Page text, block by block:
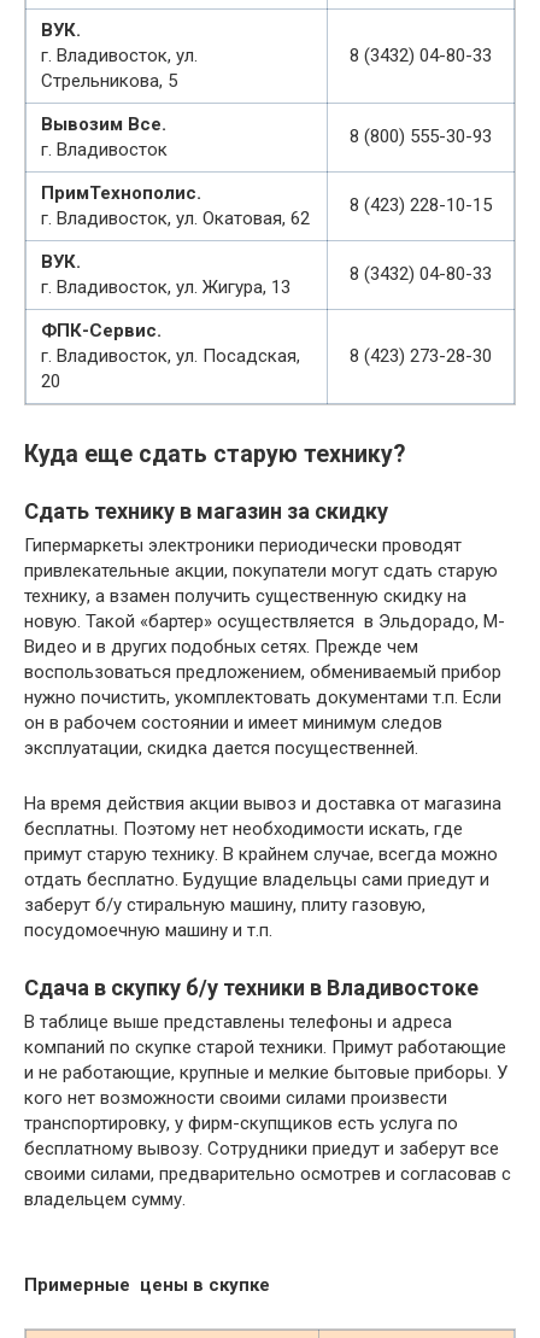
ВУК.
г. Владивосток, ул.
Стрельникова, 5
8 (3432) 04-80-33
Вывозим Все.
г. Владивосток
8 (800) 555-30-93
ПримТехнополис.
г. Владивосток, ул. Окатовая, 62
8 (423) 228-10-15
ВУК.
г. Владивосток, ул. Жигура, 13
8 (3432) 04-80-33
ФПК-Сервис.
г. Владивосток, ул. Посадская,
20
8 (423) 273-28-30
Куда еще сдать старую технику?
Сдать технику в магазин за скидку
Гипермаркеты электроники периодически проводят
привлекательные акции, покупатели могут сдать старую
технику, а взамен получить существенную скидку на
новую. Такой «бартер» осуществляется в Эльдорадо, М-
Видео и в других подобных сетях. Прежде чем
воспользоваться предложением, обмениваемый прибор
нужно почистить, укомплектовать документами т.п. Если
он в рабочем состоянии и имеет минимум следов
эксплуатации, скидка дается посущественней.
На время действия акции вывоз и доставка от магазина
бесплатны. Поэтому нет необходимости искать, где
примут старую технику. В крайнем случае, всегда можно
отдать бесплатно. Будущие владельцы сами приедут и
заберут б/у стиральную машину, плиту газовую,
посудомоечную машину и т.п.
Сдача в скупку б/у техники в Владивостоке
В таблице выше представлены телефоны и адреса
компаний по скупке старой техники. Примут работающие
и не работающие, крупные и мелкие бытовые приборы. У
кого нет возможности своими силами произвести
транспортировку, у фирм-скупщиков есть услуга по
бесплатному вывозу. Сотрудники приедут и заберут все
своими силами, предварительно осмотрев и согласовав с
владельцем сумму.
Примерные цены в скупке